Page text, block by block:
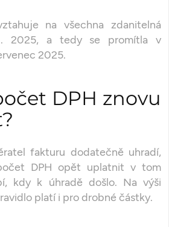
na všechna zdanitelná
2025, a tedy se promítla v
2025.
DPH znovu
fakturu dodatečně uhradí,
DPH opět uplatnit v tom
kdy k úhradě došlo. Na výši
platí i pro drobné částky.